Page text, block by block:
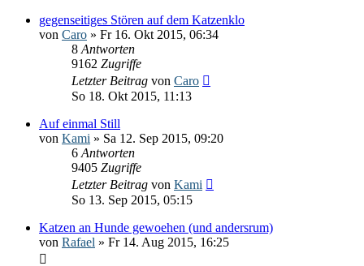
gegenseitiges Stören auf dem Katzenklo
von Caro » Fr 16. Okt 2015, 06:34
8 Antworten
9162 Zugriffe
Letzter Beitrag von Caro
So 18. Okt 2015, 11:13
Auf einmal Still
von Kami » Sa 12. Sep 2015, 09:20
6 Antworten
9405 Zugriffe
Letzter Beitrag von Kami
So 13. Sep 2015, 05:15
Katzen an Hunde gewoehen (und andersrum)
von Rafael » Fr 14. Aug 2015, 16:25